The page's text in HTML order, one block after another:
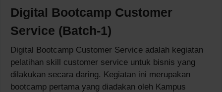
Digital Bootcamp Customer
Service (Batch-1)
Digital Bootcamp Customer Service adalah kegiatan
pelatihan skill customer service untuk bisnis yang
dilakukan secara daring. Kegiatan ini merupakan
bootcamp pertama yang diadakan oleh Kampus